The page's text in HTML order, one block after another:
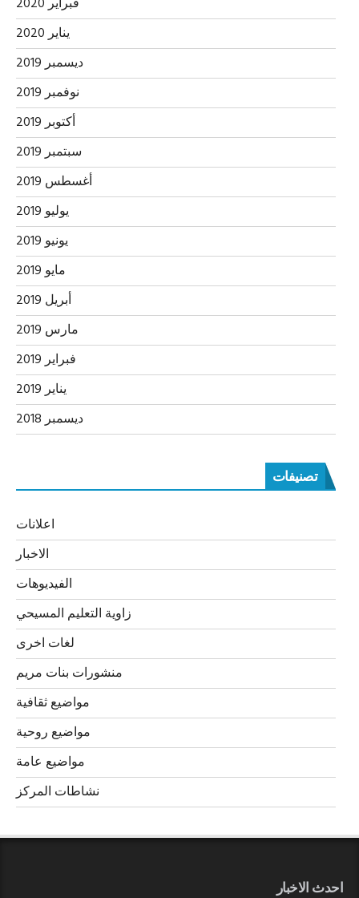
فبراير 2020
يناير 2020
ديسمبر 2019
نوفمبر 2019
أكتوبر 2019
سبتمبر 2019
أغسطس 2019
يوليو 2019
يونيو 2019
مايو 2019
أبريل 2019
مارس 2019
فبراير 2019
يناير 2019
ديسمبر 2018
تصنيفات
اعلانات
الاخبار
الفيديوهات
زاوية التعليم المسيحي
لغات اخرى
منشورات بنات مريم
مواضيع ثقافية
مواضيع روحية
مواضيع عامة
نشاطات المركز
احدث الاخبار